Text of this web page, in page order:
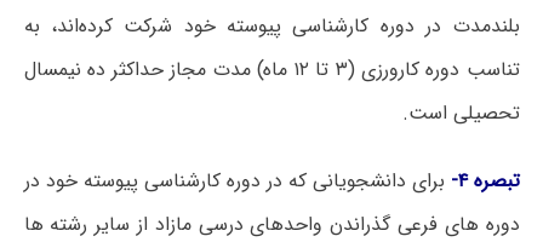
بلندمدت در دوره کارشناسی پیوسته خود شرکت کرده‌اند، به
تناسب دوره کارورزی (۳ تا ۱۲ ماه) مدت مجاز حداکثر ده نیمسال
تحصیلی است.
تبصره ۴-
برای دانشجویانی که در دوره کارشناسی پیوسته خود در
دوره های فرعی گذراندن واحدهای درسی مازاد از سایر رشته ها